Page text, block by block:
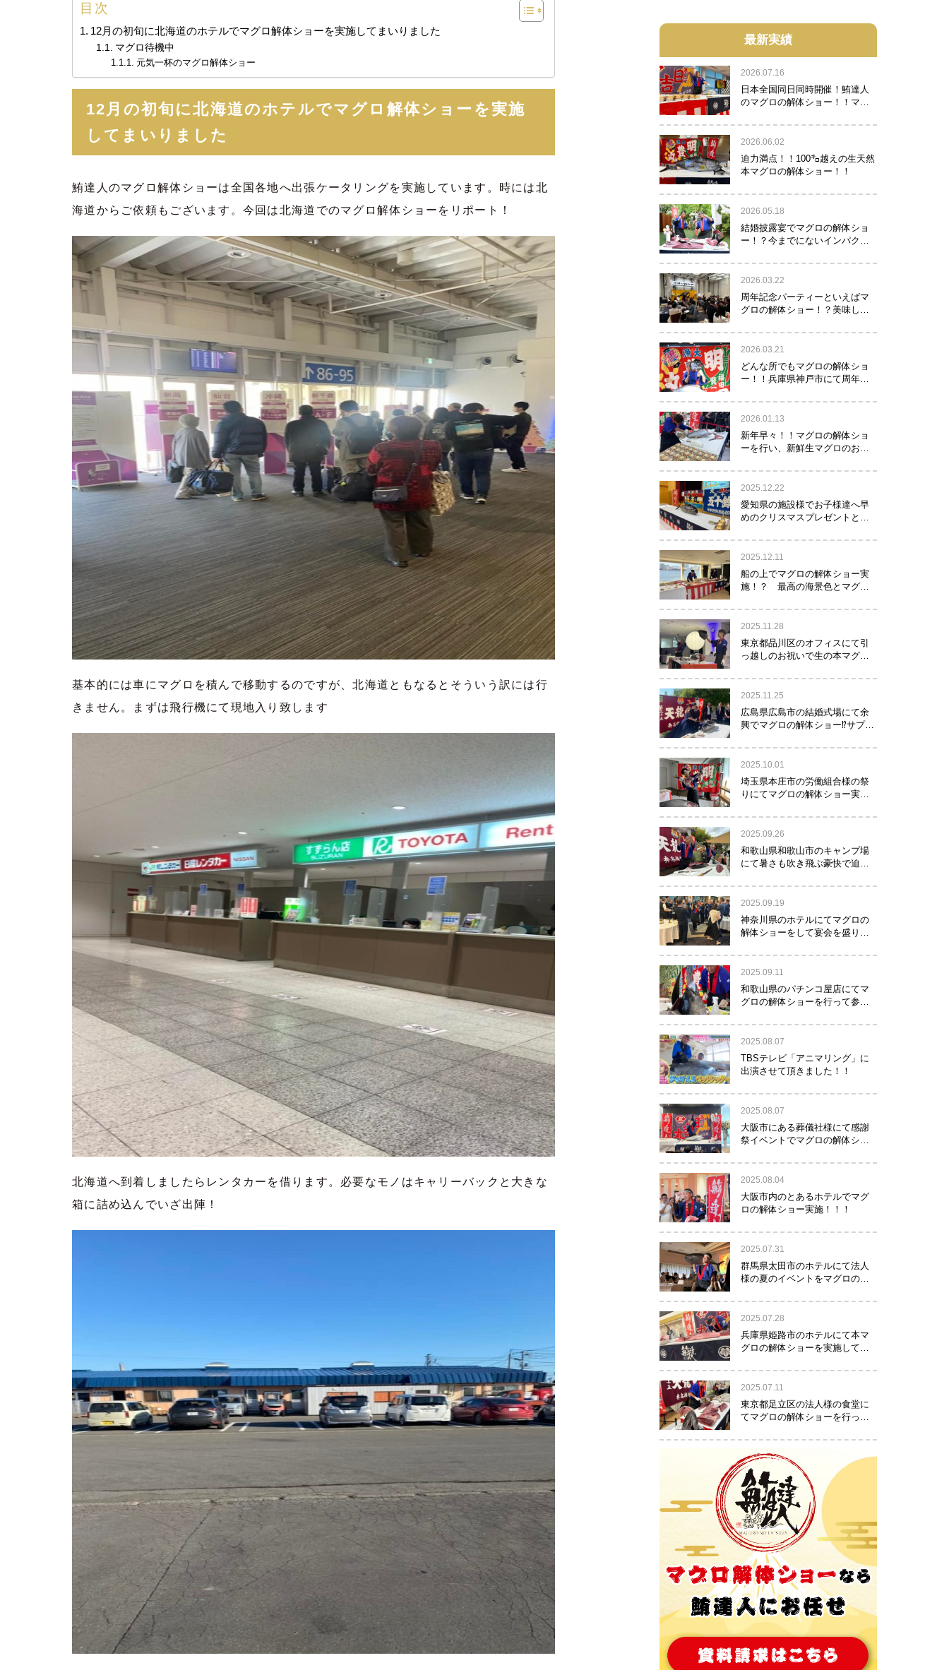
目次
12月の初旬に北海道のホテルでマグロ解体ショーを実施してまいりました
マグロ待機中
元気一杯のマグロ解体ショー
12月の初旬に北海道のホテルでマグロ解体ショーを実施
してまいりました
鮪達人のマグロ解体ショーは全国各地へ出張ケータリングを実施しています。時には北
海道からご依頼もございます。今回は北海道でのマグロ解体ショーをリポート！
基本的には車にマグロを積んで移動するのですが、北海道ともなるとそういう訳には行
きません。まずは飛行機にて現地入り致します
北海道へ到着しましたらレンタカーを借ります。必要なモノはキャリーバックと大きな
箱に詰め込んでいざ出陣！
最新実績
2026.07.16
日本全国同日同時開催！鮪達人
のマグロの解体ショー！！マグ
2026.06.02
迫力満点！！100㌔越えの生天然
本マグロの解体ショー！！
2026.05.18
結婚披露宴でマグロの解体ショ
ー！？今までにないインパクト
スメ！！
2026.03.22
周年記念パーティーといえばマ
グロの解体ショー！？美味し
2026.03.21
どんな所でもマグロの解体ショ
ー！！兵庫県神戸市にて周年記
て参りました！！
2026.01.13
新年早々！！マグロの解体ショ
ーを行い、新鮮生マグロのお寿
舞い！！！
2025.12.22
愛知県の施設様でお子様達へ早
めのクリスマスプレゼントとし
施！？
2025.12.11
船の上でマグロの解体ショー実
施！？ 最高の海景色とマグロ
2025.11.28
東京都品川区のオフィスにて引
っ越しのお祝いで生の本マグロ
体ショーを行いお祝いしてまい
りました
2025.11.25
広島県広島市の結婚式場にて余
興でマグロの解体ショー⁉サプラ
場！！！
2025.10.01
埼玉県本庄市の労働組合様の祭
りにてマグロの解体ショー実施
2025.09.26
和歌山県和歌山市のキャンプ場
にて暑さも吹き飛ぶ豪快で迫力
しました。
2025.09.19
神奈川県のホテルにてマグロの
解体ショーをして宴会を盛り上
た。
2025.09.11
和歌山県のパチンコ屋店にてマ
グロの解体ショーを行って参り
2025.08.07
TBSテレビ「アニマリング」に
出演させて頂きました！！
2025.08.07
大阪市にある葬儀社様にて感謝
祭イベントでマグロの解体ショ
2025.08.04
大阪市内のとあるホテルでマグ
ロの解体ショー実施！！！
2025.07.31
群馬県太田市のホテルにて法人
様の夏のイベントをマグロの解
た！！
2025.07.28
兵庫県姫路市のホテルにて本マ
グロの解体ショーを実施して参
2025.07.11
東京都足立区の法人様の食堂に
てマグロの解体ショーを行って